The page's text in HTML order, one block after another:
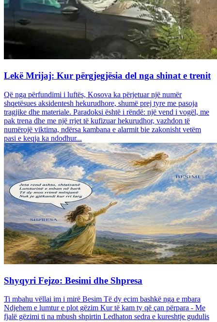
Lekë Mrijaj: Kur përgjegjësia del nga shinat e trenit
Që nga përfundimi i luftës, Kosova ka përjetuar një numër
shqetësues aksidentesh hekurudhore, shumë prej tyre me pasoja
tragjike dhe materiale. Paradoksi është i rëndë: një vend i vogël, me
pak trena dhe me një rrjet të kufizuar hekurudhor, vazhdon të
numërojë viktima, ndërsa kambana e alarmit bie zakonisht vetëm
pasi e keqja ka ndodhur...
Shyqyri Fejzo: Besimi dhe Shpresa
Ti mbahu vëllai im i mirë Besim Të dy ecim bashkë nga e mbara
Ndjehem e lumtur e plot gëzim Kur të kam ty që çan përpara - Me
fjalë gëzimi ti na mbush shpirtin Ledhaton sedra e kureshtje gudulis